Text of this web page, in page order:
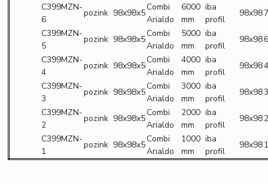
C399MZN-
6
pozink 98x98x5
Combi
Arialdo
6000
mm
iba
profil
98x98
C399MZN-
5
pozink 98x98x5
Combi
Arialdo
5000
mm
iba
profil
98x98
C399MZN-
4
pozink 98x98x5
Combi
Arialdo
4000
mm
iba
profil
98x98
C399MZN-
3
pozink 98x98x5
Combi
Arialdo
3000
mm
iba
profil
98x98
C399MZN-
2
pozink 98x98x5
Combi
Arialdo
2000
mm
iba
profil
98x98
C399MZN-
1
pozink 98x98x5
Combi
Arialdo
1000
mm
iba
profil
98x98